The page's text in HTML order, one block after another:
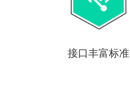
接口丰富标准